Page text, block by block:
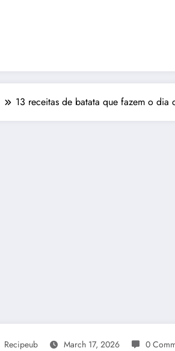
13 receitas de batata que fazem o dia
Recipeub March 17, 2026 0